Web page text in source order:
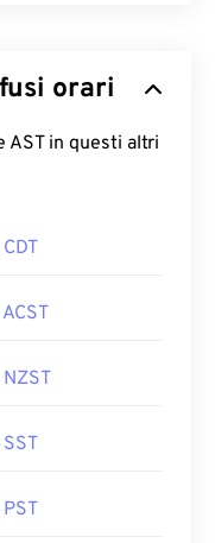
orari
AST in questi altri
NZST
SST
PST